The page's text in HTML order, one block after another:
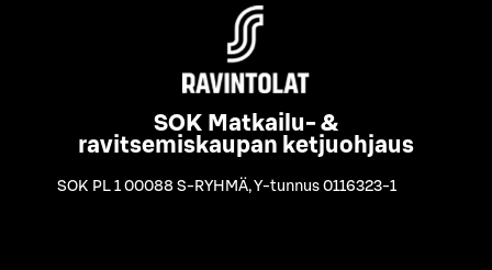
SOK Matkailu- &
ravitsemiskaupan ketjuohjaus
SOK PL 1 00088 S-RYHMÄ,Y-tunnus 0116323-1